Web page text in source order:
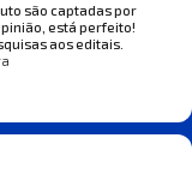
são captadas por
está perfeito!
aos editais.